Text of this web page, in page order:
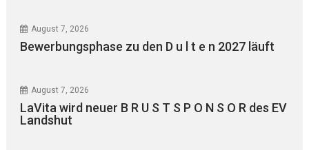
August 7, 2026
Bewerbungsphase zu den D u l t e n 2027 läuft
August 7, 2026
LaVita wird neuer B R U S T S P O N S O R des EV
Landshut